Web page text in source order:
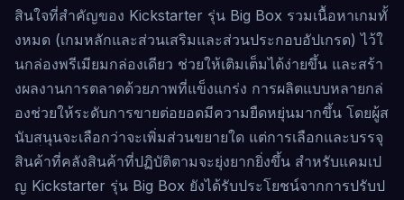
สินใจที่สำคัญของ Kickstarter รุ่น Big Box รวมเนื้อหาเกมทั้
งหมด (เกมหลักและส่วนเสริมและส่วนประกอบอัปเกรด) ไว้ใ
นกล่องพรีเมียมกล่องเดียว ช่วยให้เติมเต็มได้ง่ายขึ้น และสร้า
งผลงานการตลาดด้วยภาพที่แข็งแกร่ง การผลิตแบบหลายกล่
องช่วยให้ระดับการขายต่อยอดมีความยืดหยุ่นมากขึ้น โดยผู้ส
นับสนุนจะเลือกว่าจะเพิ่มส่วนขยายใด แต่การเลือกและบรรจุ
สินค้าที่คลังสินค้าที่ปฏิบัติตามจะยุ่งยากยิ่งขึ้น สำหรับแคมเป
ญ Kickstarter รุ่น Big Box ยังได้รับประโยชน์จากการปรับป